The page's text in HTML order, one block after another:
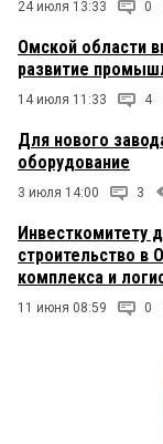
24 июля 13:33 0
Омской области
развитие
14 июля 11:33 4
Для нового
оборудование
3 июля 14:00 3
Инвесткомитету
строительство в
комплекса и
11 июня 08:59 0